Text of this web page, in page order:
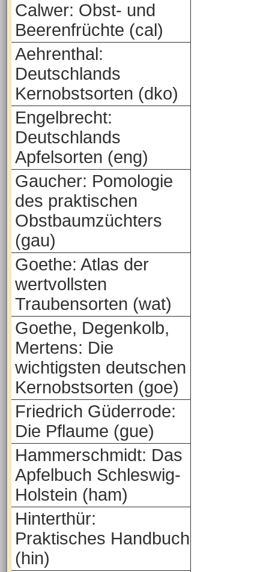
Calwer: Obst- und
Beerenfrüchte (cal)
Aehrenthal:
Deutschlands
Kernobstsorten (dko)
Engelbrecht:
Deutschlands
Apfelsorten (eng)
Gaucher: Pomologie
des praktischen
Obstbaumzüchters
(gau)
Goethe: Atlas der
wertvollsten
Traubensorten (wat)
Goethe, Degenkolb,
Mertens: Die
wichtigsten deutschen
Kernobstsorten (goe)
Friedrich Güderrode:
Die Pflaume (gue)
Hammerschmidt: Das
Apfelbuch Schleswig-
Holstein (ham)
Hinterthür:
Praktisches Handbuch
(hin)